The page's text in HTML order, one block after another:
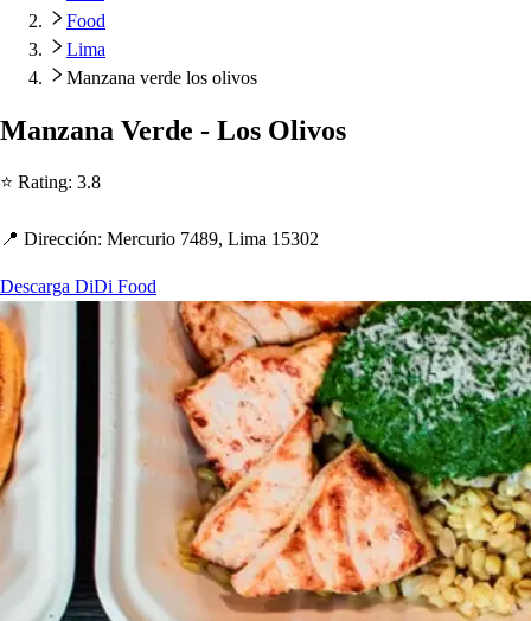
Food
Lima
Manzana verde los olivos
Manzana Verde - Los Olivos
⭐ Rating: 3.8
📍 Dirección: Mercurio 7489, Lima 15302
Descarga DiDi Food